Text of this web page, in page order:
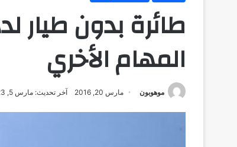
طائرة بدون طيار
المهام الأخري
موهوبون مارس 20, 2016 آخر تحديث: مارس 5, 2023